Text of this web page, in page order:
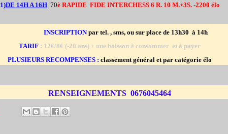
1)DE 14H A 16H70è RAPIDE FIDE INTERCHESS 6 R. 10 M.+3S. -2200 élo
INSCRIPTIONpar tel. , sms, ou sur place de 13h30 à 14h
TARIF : 12€/8€ (-20 ans) + une boisson à consommer et à payer
PLUSIEURS RECOMPENSES : classement général et par catégorie élo
RENSEIGNEMENTS 0676045464